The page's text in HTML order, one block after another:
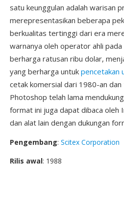
satu keunggulan adalah warisan
merepresentasikan beberapa
berkualitas tertinggi dari era
warnanya oleh operator ahli
berharga ratusan ribu dolar,
yang berharga untuk pencetakan
cetak komersial dari 1980-an
Photoshop telah lama
format ini juga dapat dibaca oleh
dan alat lain dengan dukungan
Pengembang: Scitex Corporation
Rilis awal: 1988